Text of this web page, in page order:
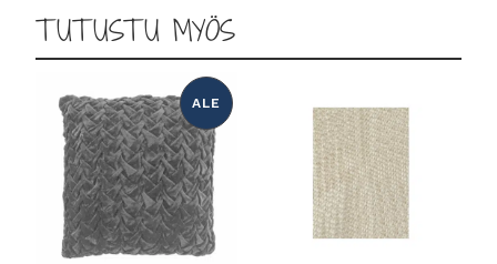
TUTUSTU MYÖS
ALE
T
O
T
E
A
L
E
N
N
U
K